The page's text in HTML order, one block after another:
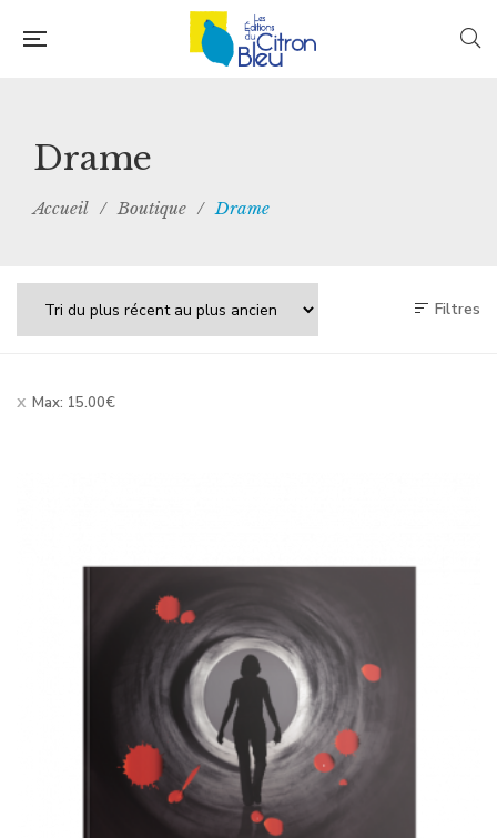
Drame
Accueil / Boutique / Drame
Filtres
Max: 15.00€